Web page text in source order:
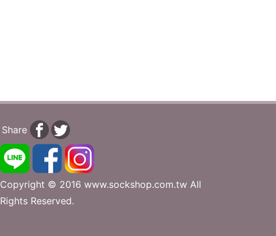
Share
Copyright © 2016 www.sockshop.com.tw All
Rights Reserved.